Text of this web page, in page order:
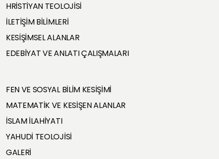
HRİSTİYAN TEOLOJİSİ
İLETİŞİM BİLİMLERİ
KESİŞİMSEL ALANLAR
EDEBİYAT VE ANLATI ÇALIŞMALARI
FEN VE SOSYAL BİLİM KESİŞİMİ
MATEMATİK VE KESİŞEN ALANLAR
İSLAM İLAHİYATI
YAHUDİ TEOLOJİSİ
GALERİ